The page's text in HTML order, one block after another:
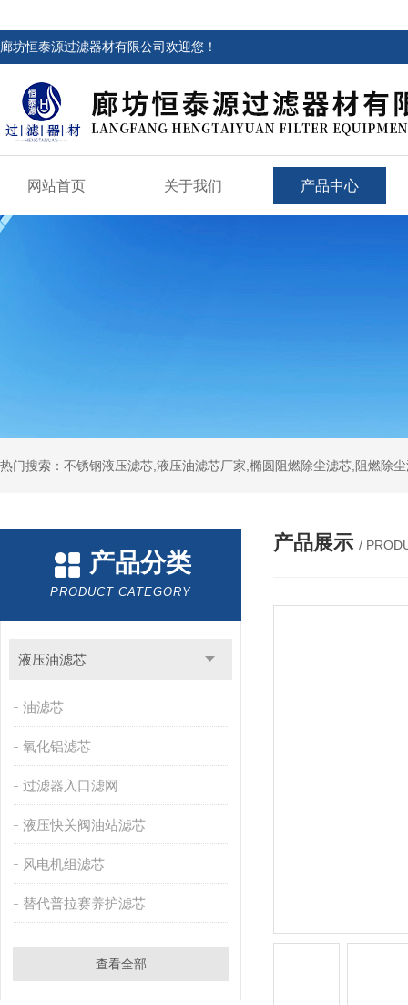
廊坊恒泰源过滤器材有限公司欢迎您！
网站首页 关于我们 产品中心
热门搜索：不锈钢液压滤芯,液压油滤芯厂家,椭圆阻燃除尘滤芯,阻燃除
产品分类
PRODUCT CATEGORY
液压油滤芯
油滤芯
氧化铝滤芯
过滤器入口滤网
液压快关阀油站滤芯
风电机组滤芯
替代普拉赛养护滤芯
查看全部
产品展示 /